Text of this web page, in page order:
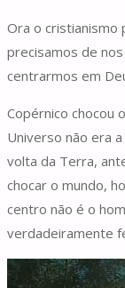
Ora o cristianismo
precisamos de
centrarmos em
Copérnico chocou
Universo não era
volta da Terra,
chocar o mundo,
centro não é o
verdadeiramente